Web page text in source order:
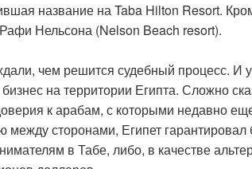
название на Taba Hilton Resort.
Нельсона (Nelson Beach resort).
чем решится судебный процесс. И
на территории Египта. Сложно
к арабам, с которыми недавно
сторонами, Египет гарантировал
в Табе, либо, в качестве